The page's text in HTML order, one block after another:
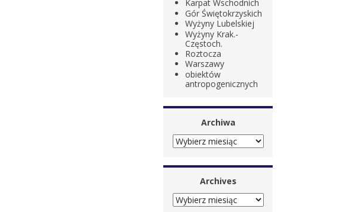
Karpat Wschodnich
Gór Świętokrzyskich
Wyżyny Lubelskiej
Wyżyny Krak.-
Częstoch.
Roztocza
Warszawy
obiektów
antropogenicznych
Archiwa
ARCHIWA
Archives
ARCHIVES